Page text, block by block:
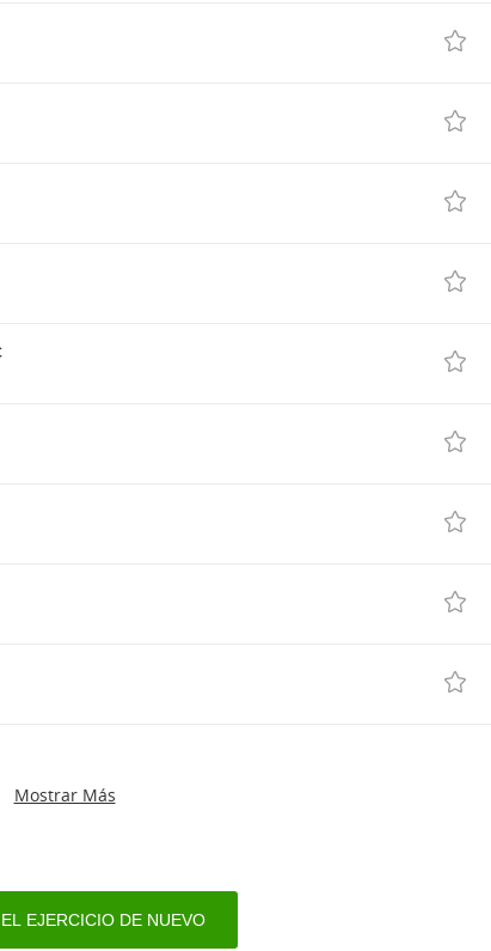
Mostrar Más
EJERCICIO DE NUEVO